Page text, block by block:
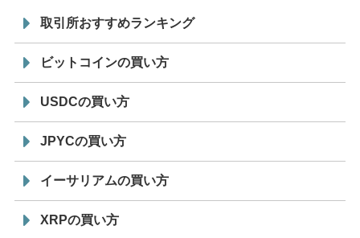
取引所おすすめランキング
ビットコインの買い方
USDCの買い方
JPYCの買い方
イーサリアムの買い方
XRPの買い方